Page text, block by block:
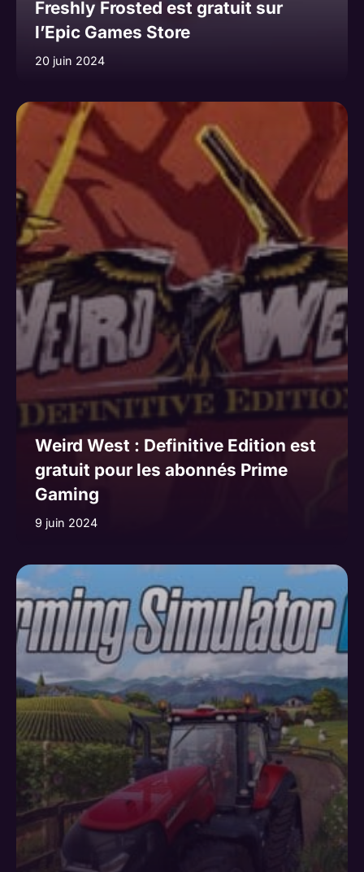
Freshly Frosted est gratuit sur
l’Epic Games Store
20 juin 2024
Weird West : Definitive Edition est
gratuit pour les abonnés Prime
Gaming
9 juin 2024